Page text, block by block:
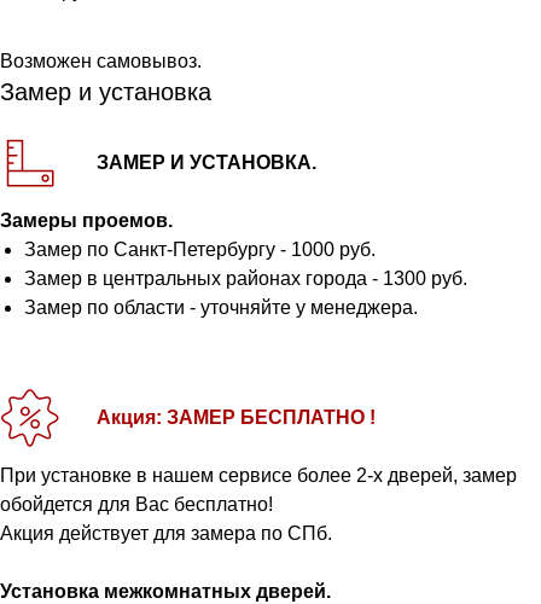
Возможен самовывоз.
Замер и установка
ЗАМЕР И УСТАНОВКА.
Замеры проемов.
Замер по Санкт-Петербургу - 1000 руб.
Замер в центральных районах города - 1300 руб.
Замер по области - уточняйте у менеджера.
Акция: ЗАМЕР БЕСПЛАТНО !
При установке в нашем сервисе более 2-х дверей, замер
обойдется для Вас бесплатно!
Акция действует для замера по СПб.
Установка межкомнатных дверей.